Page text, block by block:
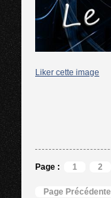
Liker cette image
Page : 1 2
Page Précédente